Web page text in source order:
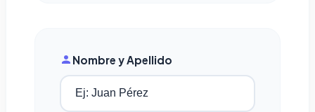
Nombre y Apellido